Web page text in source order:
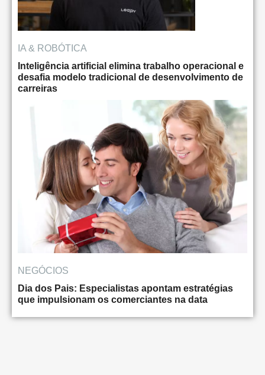
IA & ROBÓTICA
Inteligência artificial elimina trabalho operacional e
desafia modelo tradicional de desenvolvimento de
carreiras
NEGÓCIOS
Dia dos Pais: Especialistas apontam estratégias
que impulsionam os comerciantes na data